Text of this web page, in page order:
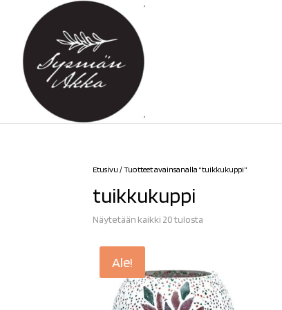
Etusivu / Tuotteet avainsanalla “tuikkukuppi”
tuikkukuppi
Näytetään kaikki 20 tulosta
Ale!